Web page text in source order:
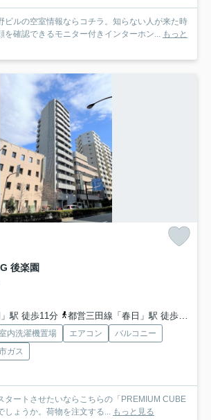
ビルの空室情報ならコチラ。知らない人が来た時
を確認できるモニター付きインターホン...
もっと
後楽園
駅 徒歩11分
都営三田線「春日」駅 徒歩12分
内洗濯機置場 エアコン
バルコニー
ガス
タートさせたいならこちらの「PREMIUM CUBE
しょうか。荷物を注文する...
もっと見る